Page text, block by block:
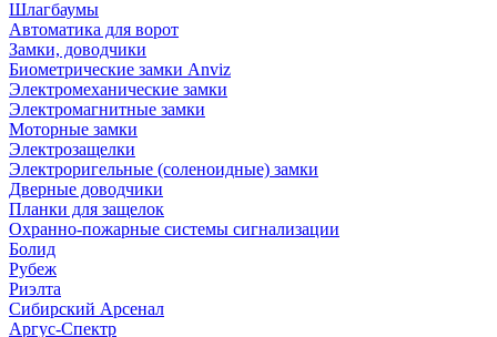
Шлагбаумы
Автоматика для ворот
Замки, доводчики
Биометрические замки Anviz
Электромеханические замки
Электромагнитные замки
Моторные замки
Электрозащелки
Электроригельные (cоленоидные) замки
Дверные доводчики
Планки для защелок
Охранно-пожарные системы сигнализации
Болид
Рубеж
Риэлта
Сибирский Арсенал
Аргус-Спектр